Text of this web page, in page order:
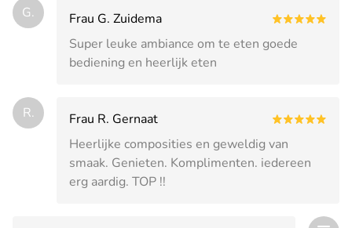
G.
Frau G. Zuidema
Super leuke ambiance om te eten goede
bediening en heerlijk eten
R.
Frau R. Gernaat
Heerlijke composities en geweldig van
smaak. Genieten. Komplimenten. iedereen
erg aardig. TOP !!